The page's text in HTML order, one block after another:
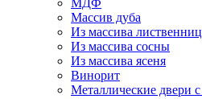
МДФ
Массив дуба
Из массива
Из массива сосны
Из массива ясеня
Винорит
Металлические двери